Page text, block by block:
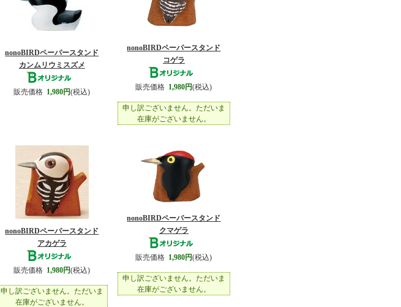
nonoBIRDペーパースタンド
カンムリウミスズメ
販売価格 1,980円(税込)
nonoBIRDペーパースタンド
コゲラ
販売価格 1,980円(税込)
申し訳ございません。ただいま
在庫がございません。
nonoBIRDペーパースタンド
アカゲラ
販売価格 1,980円(税込)
申し訳ございません。ただいま
在庫がございません。
nonoBIRDペーパースタンド
クマゲラ
販売価格 1,980円(税込)
申し訳ございません。ただいま
在庫がございません。